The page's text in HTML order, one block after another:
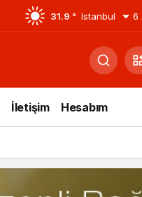
31.9 ° Istanbul 6
İletişim Hesabım